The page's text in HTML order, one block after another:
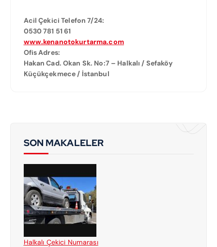
Acil Çekici Telefon 7/24:
0530 781 51 61
www.kenanotokurtarma.com
Ofis Adres:
Hakan Cad. Okan Sk. No:7 – Halkalı / Sefaköy
Küçükçekmece / İstanbul
SON MAKALELER
Halkalı Çekici Numarası